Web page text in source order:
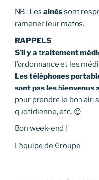
NB : Les ainéssont
ramener leur matos.
RAPPELS
S’il y a traitement
l’ordonnance et les
Les téléphones
sont pas les bienvenus
pour prendre le bon air,
quotidienne, etc. 😉
Bon week-end !
L’équipe de Groupe